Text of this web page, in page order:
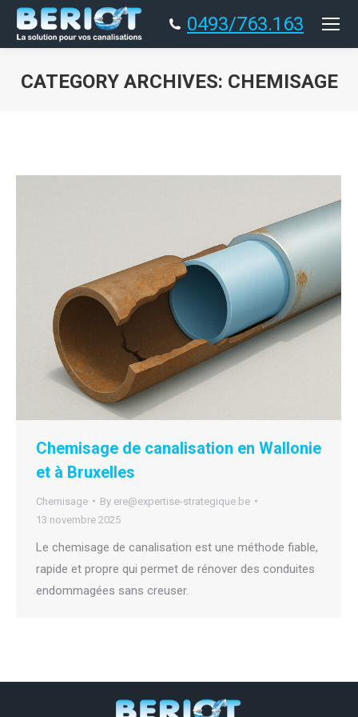
0493/763.163
CATEGORY ARCHIVES: CHEMISAGE
Chemisage de canalisation en Wallonie
et à Bruxelles
Chemisage By ere@expertise-strategique.be
13 novembre 2025
Le chemisage de canalisation est une méthode fiable,
rapide et propre qui permet de rénover des conduites
endommagées sans creuser.